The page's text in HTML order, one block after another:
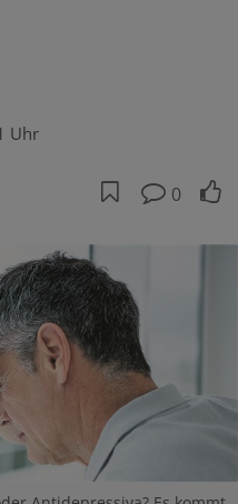
Uhr
0